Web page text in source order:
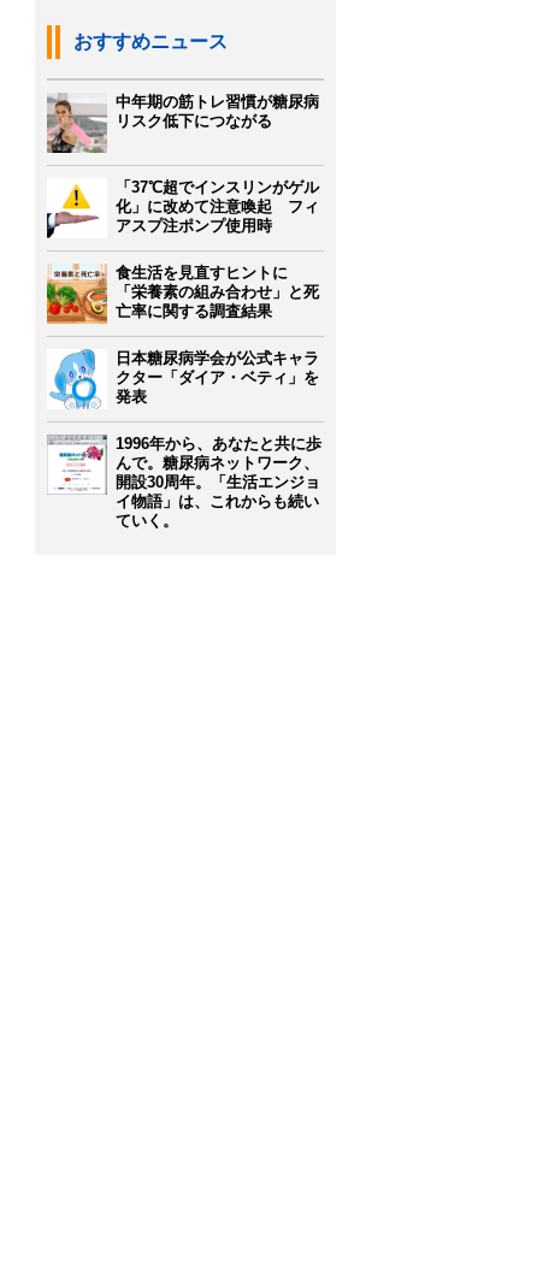
おすすめニュース
中年期の筋トレ習慣が糖尿病
リスク低下につながる
「37℃超でインスリンがゲル
化」に改めて注意喚起 フィ
アスプ注ポンプ使用時
食生活を見直すヒントに
「栄養素の組み合わせ」と死
亡率に関する調査結果
日本糖尿病学会が公式キャラ
クター「ダイア・ベティ」を
発表
1996年から、あなたと共に歩
んで。糖尿病ネットワーク、
開設30周年。「生活エンジョ
イ物語」は、これからも続い
ていく。